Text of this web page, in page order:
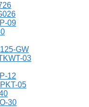
09
GW
03
12
05
30